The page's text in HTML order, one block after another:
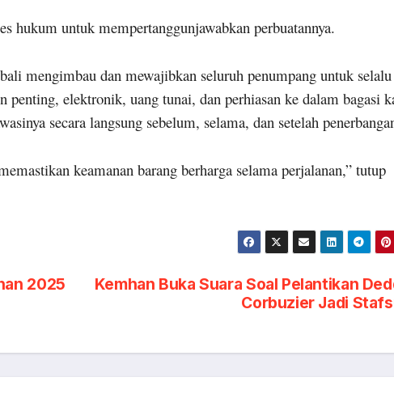
hukum untuk mempertanggunjawabkan perbuatannya.
mengimbau dan mewajibkan seluruh penumpang untuk selalu
penting, elektronik, uang tunai, dan perhiasan ke dalam bagasi
secara langsung sebelum, selama, dan setelah
keamanan barang berharga selama perjalanan,” tutup
Kemhan Buka Suara Soal Pelantikan
Corbuzier Jadi
2025